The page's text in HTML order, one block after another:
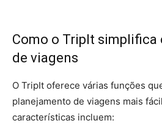
Como o TripIt simplifica
de viagens
O TripIt oferece várias funções
planejamento de viagens mais
características incluem: